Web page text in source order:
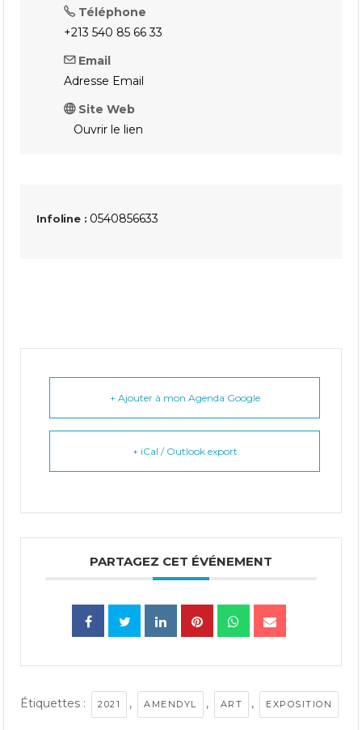
Téléphone
+213 540 85 66 33
Email
Adresse Email
Site Web
Ouvrir le lien
Infoline : 0540856633
+ Ajouter à mon Agenda Google
+ iCal / Outlook export
PARTAGEZ CET ÉVÉNEMENT
Étiquettes : 2021 , AMENDYL , ART , EXPOSITION